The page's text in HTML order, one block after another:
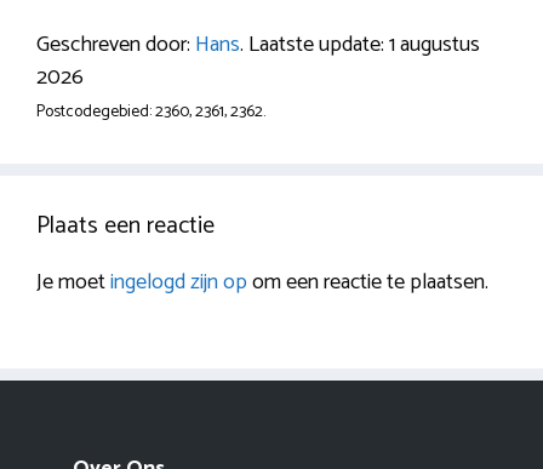
Geschreven door: Hans. Laatste update: 1 augustus
2026
Postcodegebied: 2360, 2361, 2362.
Plaats een reactie
Je moetingelogd zijn opom een reactie te plaatsen.